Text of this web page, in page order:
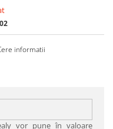
informatii
vor pune în valoare